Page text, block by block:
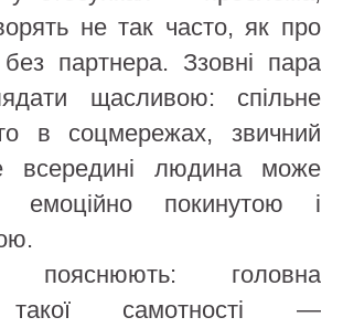
не так часто, як про
без партнера. Ззовні пара
щасливою: спільне
в соцмережах, звичний
всередині людина може
емоційно покинутою і
пояснюють: головна
такої самотності —